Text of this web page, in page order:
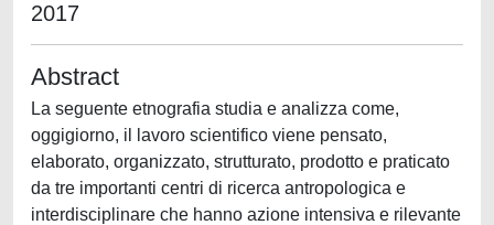
2017
Abstract
La seguente etnografia studia e analizza come,
oggigiorno, il lavoro scientifico viene pensato,
elaborato, organizzato, strutturato, prodotto e praticato
da tre importanti centri di ricerca antropologica e
interdisciplinare che hanno azione intensiva e rilevante